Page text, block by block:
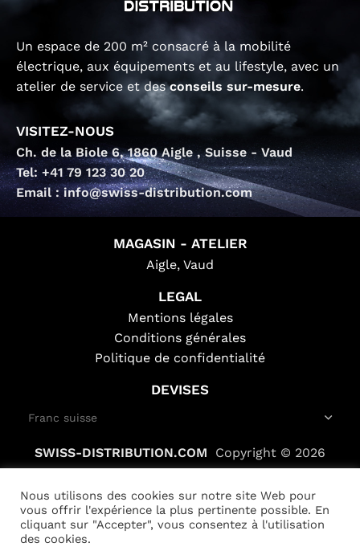
Un espace de 200 m² consacré à la mobilité
électrique, aux équipements et au lifestyle, avec un
atelier de service et desconseils sur-mesure.
VISITEZ-NOUS
Ch. de la Biole 6, 1860 Aigle , Suisse - Vaud
Tel: +41 79 123 30 20
Email : info@swiss-distribution.com
MAGASIN - ATELIER
Aigle, Vaud
LEGAL
Mentions légales
Conditions générales
Politique de confidentialité
DEVISES
SWISS-DISTRIBUTION.COM Copyright © 2026
Nous utilisons des cookies sur notre site Web pour
vous offrir l'expérience la plus pertinente possible. En
cliquant sur "Accepter", vous consentez à l'utilisation
des cookies.